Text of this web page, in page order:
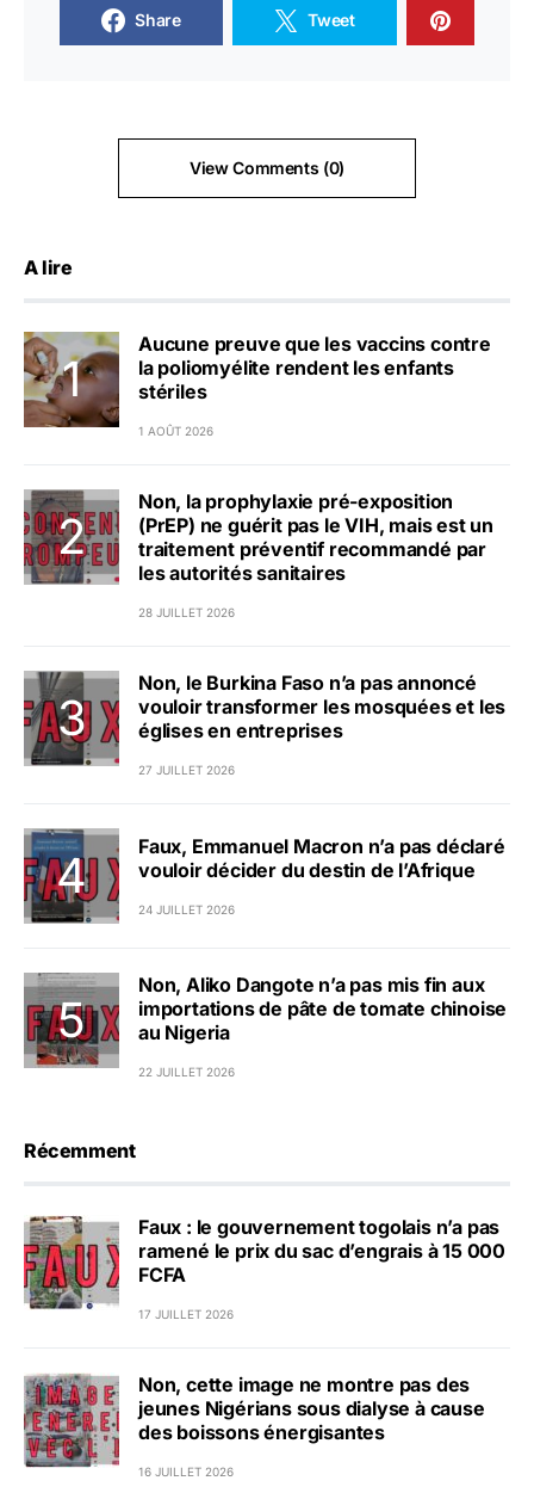
Share Tweet
View Comments (0)
A lire
Aucune preuve que les vaccins contre
la poliomyélite rendent les enfants
stériles
1 AOÛT 2026
Non, la prophylaxie pré-exposition
(PrEP) ne guérit pas le VIH, mais est un
traitement préventif recommandé par
les autorités sanitaires
28 JUILLET 2026
Non, le Burkina Faso n’a pas annoncé
vouloir transformer les mosquées et les
églises en entreprises
27 JUILLET 2026
Faux, Emmanuel Macron n’a pas déclaré
vouloir décider du destin de l’Afrique
24 JUILLET 2026
Non, Aliko Dangote n’a pas mis fin aux
importations de pâte de tomate chinoise
au Nigeria
22 JUILLET 2026
Récemment
Faux : le gouvernement togolais n’a pas
ramené le prix du sac d’engrais à 15 000
FCFA
17 JUILLET 2026
Non, cette image ne montre pas des
jeunes Nigérians sous dialyse à cause
des boissons énergisantes
16 JUILLET 2026